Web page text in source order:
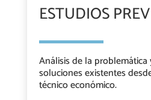
ESTUDIOS
Análisis de la
soluciones existentes
técnico económico.